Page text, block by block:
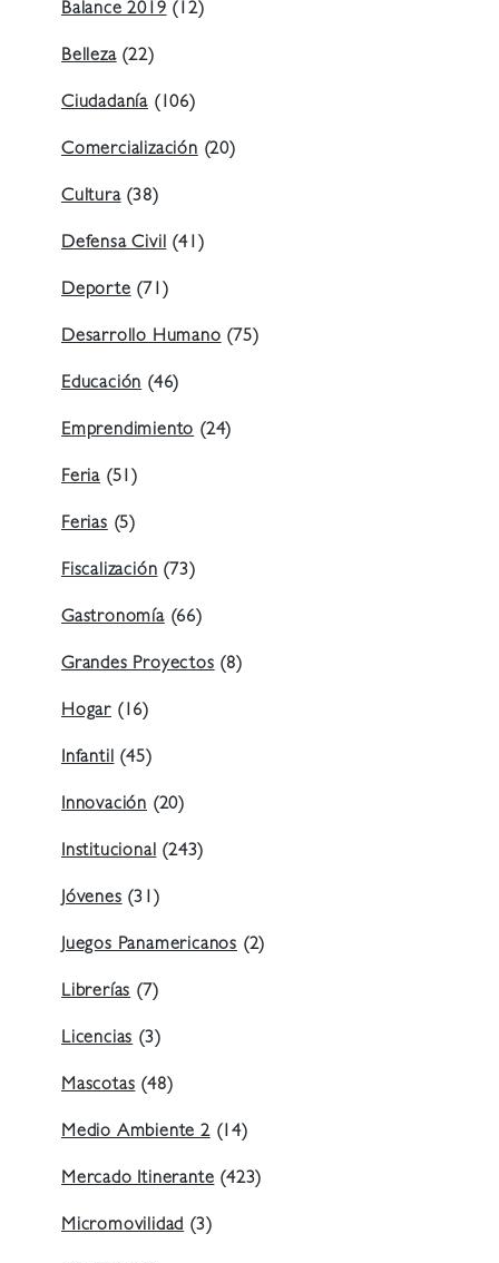
Balance 2019(12)
Belleza(22)
Ciudadanía (106)
Comercialización(20)
Cultura(38)
Defensa Civil(41)
Deporte(71)
Desarrollo Humano(75)
Educación(46)
Emprendimiento(24)
Feria (51)
Ferias(5)
Fiscalización(73)
Gastronomía(66)
Grandes Proyectos(8)
Hogar (16)
Infantil(45)
Innovación (20)
Institucional(243)
Jóvenes(31)
Juegos Panamericanos (2)
Librerías(7)
Licencias(3)
Mascotas(48)
Medio Ambiente 2(14)
Mercado Itinerante(423)
Micromovilidad(3)